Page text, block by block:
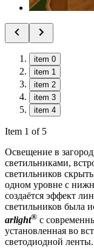
item 0
item 1
item 2
item 3
item 4
Item 1 of 5
Освещение в
светильниками,
светильников
одном уровне с
создаётся эффект
светильников была
arlight® с
установленная во
светодиодной ленты.